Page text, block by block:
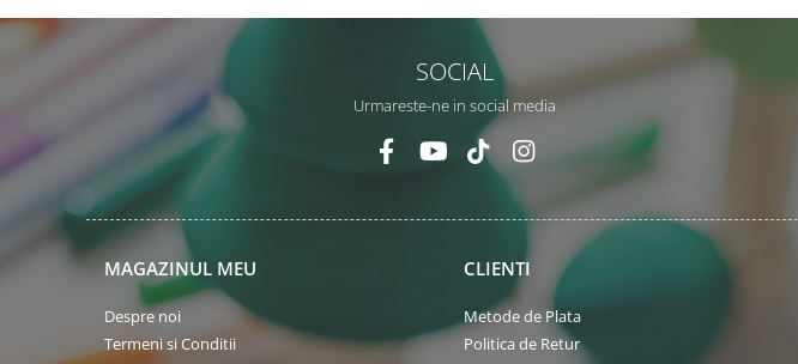
SOCIAL
Urmareste-ne in social media
MAGAZINUL MEU
Despre noi
Termeni si Conditii
CLIENTI
Metode de Plata
Politica de Retur